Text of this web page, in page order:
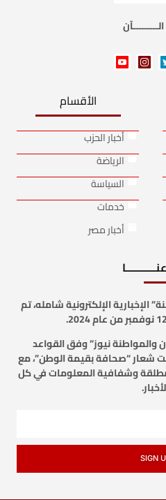
الأقسام
أخبار الحزب
الرياضة
السياسة
خدمات
أخبار مصر
الإخبارية الإلكترونية شامله، تم
والمواطنة نيوز” وفق القواعد
شعار “صحافة بقيمة الوطن”، مع
وشفافية المعلومات في كل
SIGN